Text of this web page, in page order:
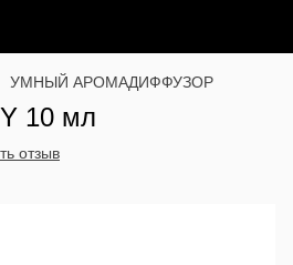
УМНЫЙ АРОМАДИФФУЗОР
10 мл
отзыв